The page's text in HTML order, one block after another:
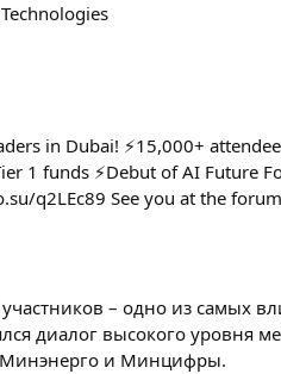
in Dubai! ⚡️15,000+
1 funds ⚡️Debut of AI Future
q2LEc89 See you at the
– одно из самых
диалог высокого уровня
Минэнерго и Минцифры.